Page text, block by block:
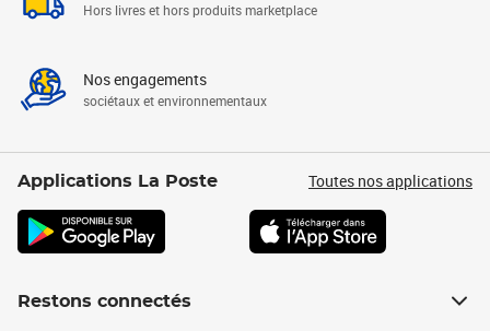
Hors livres et hors produits marketplace
Nos engagements
sociétaux et environnementaux
Applications La Poste Toutes nos applications
Restons connectés